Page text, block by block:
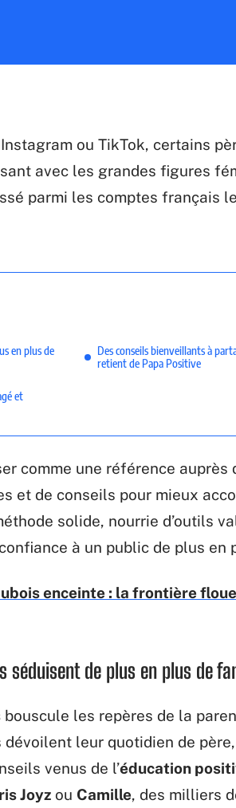
ou TikTok, certains
avec les grandes figures
parmi les comptes français
en plus de
et
Des conseils bienveillants à
retient de Papa Positive
comme une référence
et de conseils pour mieux
solide, nourrie d’outils
à un public de plus en
enceinte : la frontière
séduisent de plus en plus de
bouscule les repères de la
dévoilent leur quotidien de
venus de l’éducation
Joyz ou Camille, des milliers